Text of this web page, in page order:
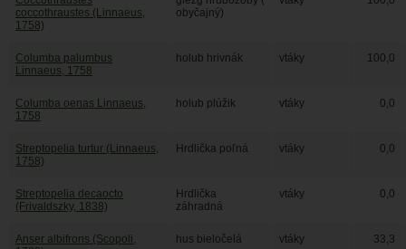
coccothraustes (Linnaeus,
1758)
obyčajný)
Columba palumbus
Linnaeus, 1758
holub hrivnák vtáky 100,0
Columba oenas Linnaeus,
1758
holub plúžik vtáky 0,0
Streptopelia turtur (Linnaeus,
1758)
Hrdlička poľná vtáky 0,0
Streptopelia decaocto
(Frivaldszky, 1838)
Hrdlička
záhradná
vtáky 0,0
Anser albifrons (Scopoli,
hus bieločelá vtáky 33,3